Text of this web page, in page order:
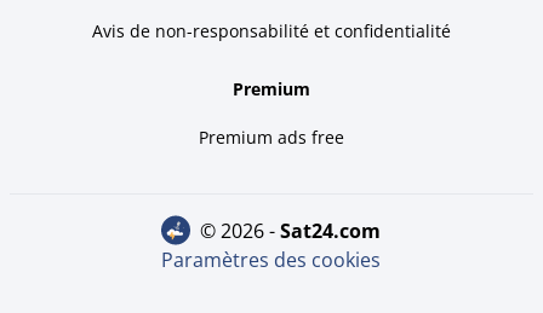
Avis de non-responsabilité et confidentialité
Premium
Premium ads free
© 2026 - sat24.com
Paramètres des cookies